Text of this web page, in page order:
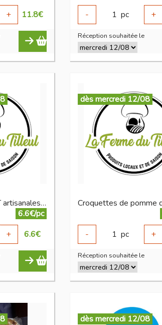
+ 11.8€
-
1 pc +
Réception souhaitée le
Croquettes de PDT artisanales noisette thym
6.6€/pc
+ 6.6€
dès mercredi 12/08
-
1 pc +
Réception souhaitée le
dès mercredi 12/08